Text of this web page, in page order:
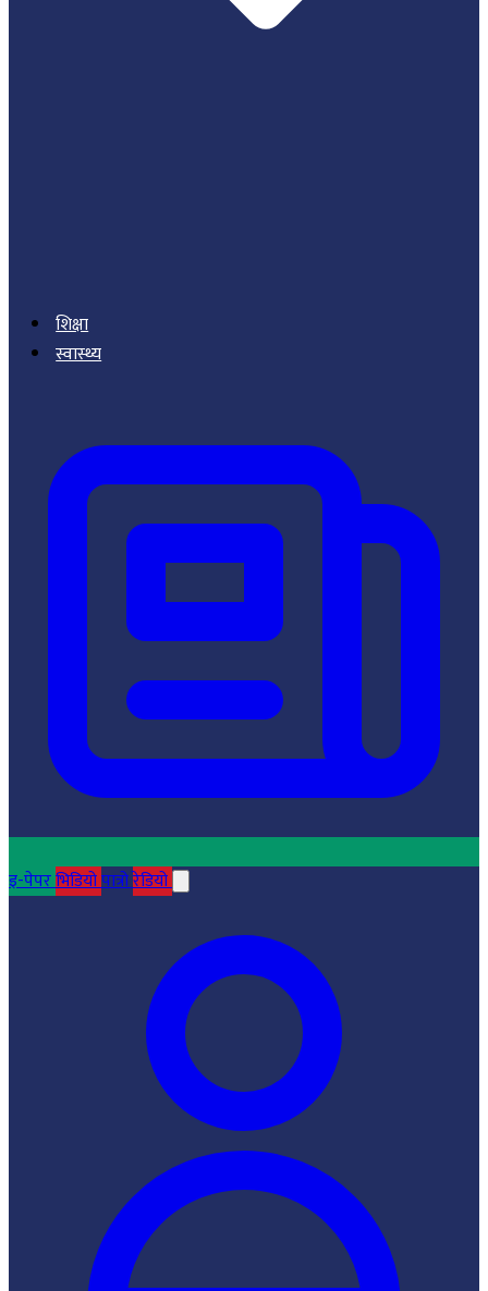
शिक्षा
स्वास्थ्य
इ-पेपरभिडियोपात्रोरेडियो